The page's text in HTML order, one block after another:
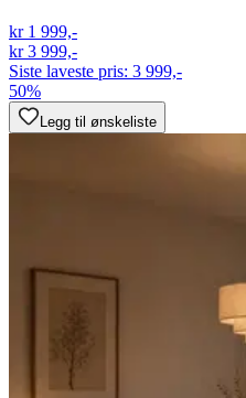
kr 1 999,-
kr 3 999,-
Siste laveste pris: 3 999,-
50%
Legg til ønskeliste